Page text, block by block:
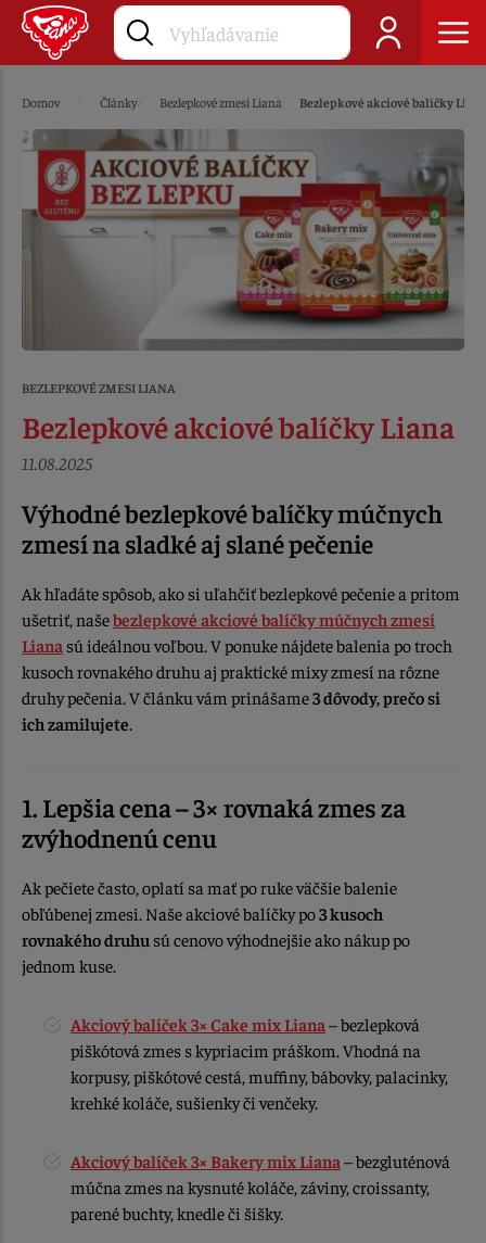
Domov Články Bezlepkové zmesi Liana Bezlepkové akciové balíčky
BEZLEPKOVÉ ZMESI LIANA
Bezlepkové akciové balíčky Liana
11.08.2025
Výhodné bezlepkové balíčky múčnych
zmesí na sladké aj slané pečenie
Ak hľadáte spôsob, ako si uľahčiť bezlepkové pečenie a pritom
ušetriť, našebezlepkové akciové balíčky múčnych zmesí
Liana sú ideálnou voľbou. V ponuke nájdete balenia po troch
kusoch rovnakého druhu aj praktické mixy zmesí na rôzne
druhy pečenia. V článku vám prinášame3 dôvody, prečo si
ich zamilujete.
1. Lepšia cena – 3× rovnaká zmes za
zvýhodnenú cenu
Ak pečiete často, oplatí sa mať po ruke väčšie balenie
obľúbenej zmesi. Naše akciové balíčky po3 kusoch
rovnakého druhu sú cenovo výhodnejšie ako nákup po
jednom kuse.
Akciový balíček 3× Cake mix Liana – bezlepková
piškótová zmes s kypriacim práškom. Vhodná na
korpusy, piškótové cestá, muffiny, bábovky, palacinky,
krehké koláče, sušienky či venčeky.
Akciový balíček 3× Bakery mix Liana – bezgluténová
múčna zmes na kysnuté koláče, záviny, croissanty,
parené buchty, knedle či šišky.